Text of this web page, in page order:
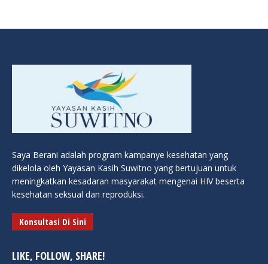
Saya Berani adalah program kampanye kesehatan yang
dikelola oleh Yayasan Kasih Suwitno yang bertujuan untuk
meningkatkan kesadaran masyarakat mengenai HIV beserta
kesehatan seksual dan reproduksi.
Konsultasi Di Sini
LIKE, FOLLOW, SHARE!